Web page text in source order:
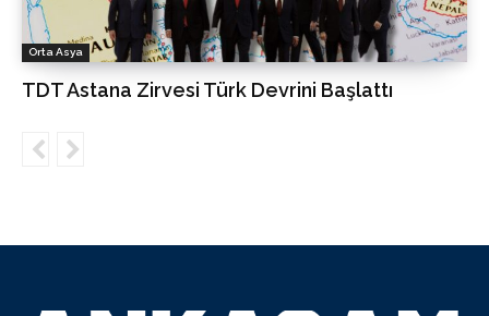
Orta Asya
TDT Astana Zirvesi Türk Devrini Başlattı